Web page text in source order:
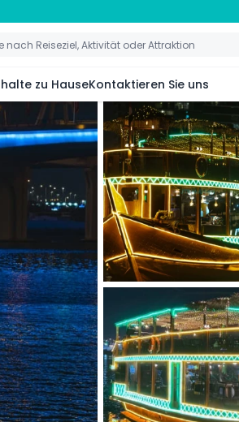
zu HauseKontaktieren Sie uns